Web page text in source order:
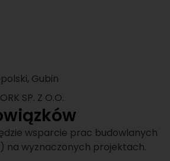
Gubin
SP. Z O.O.
wsparcie prac budowlanych
na wyznaczonych projektach.